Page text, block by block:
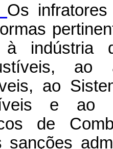
Os
à indústria
ao
ao
e ao
de
sanções